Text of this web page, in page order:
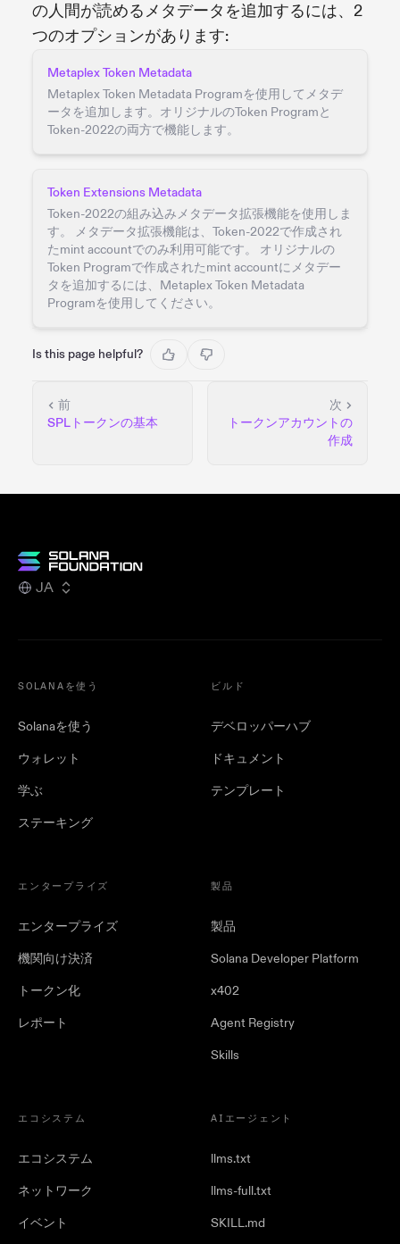
の人間が読めるメタデータを追加するには、2
つのオプションがあります:
Metaplex Token Metadata
Metaplex Token Metadata Programを使用してメタデ
ータを追加します。オリジナルのToken Programと
Token-2022の両方で機能します。
Token Extensions Metadata
Token-2022の組み込みメタデータ拡張機能を使用しま
す。 メタデータ拡張機能は、Token-2022で作成され
たmint accountでのみ利用可能です。 オリジナルの
Token Programで作成されたmint accountにメタデー
タを追加するには、Metaplex Token Metadata
Programを使用してください。
Is this page helpful?
前
SPLトークンの基本
次
トークンアカウントの
作成
JA
SOLANAを使う
Solanaを使う
ウォレット
学ぶ
ステーキング
ビルド
デベロッパーハブ
ドキュメント
テンプレート
エンタープライズ
エンタープライズ
機関向け決済
トークン化
レポート
製品
製品
Solana Developer Platform
x402
Agent Registry
Skills
エコシステム
エコシステム
ネットワーク
イベント
AIエージェント
llms.txt
llms-full.txt
SKILL.md